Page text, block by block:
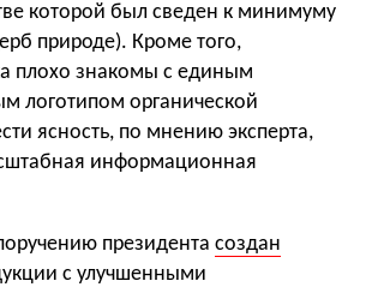
которой был сведен к минимуму
природе). Кроме того,
плохо знакомы с единым
логотипом органической
ясность, по мнению эксперта,
информационная
президента создан
с улучшенными